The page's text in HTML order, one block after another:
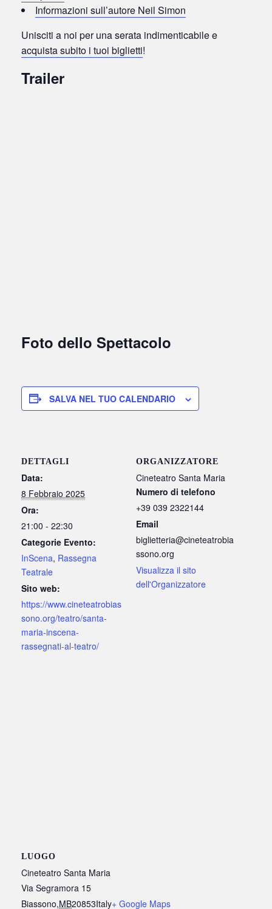
Informazioni sull’autore Neil Simon
Unisciti a noi per una serata indimenticabile e
acquista subito i tuoi biglietti!
Trailer
Foto dello Spettacolo
SALVA NEL TUO CALENDARIO
DETTAGLI
Data:
8 Febbraio 2025
Ora:
21:00 - 22:30
Categorie Evento:
InScena, Rassegna
Teatrale
Sito web:
https://www.cineteatrobias
sono.org/teatro/santa-
maria-inscena-
rassegnati-al-teatro/
ORGANIZZATORE
Cineteatro Santa Maria
Numero di telefono
+39 039 2322144
Email
biglietteria@cineteatrobia
ssono.org
Visualizza il sito
dell'Organizzatore
LUOGO
Cineteatro Santa Maria
Via Segramora 15
Biassono,MB20853Italy+ Google Maps